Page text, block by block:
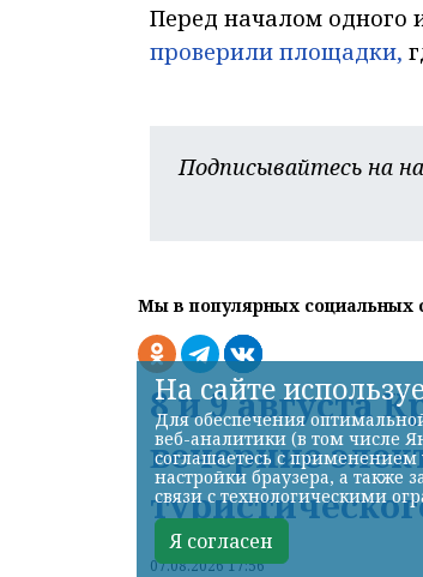
Перед началом одного
проверили площадки,
Подписывайтесь на
Мы в популярных социальных
8 и 9 августа
вечерние
07.08.2026 17:56
На сайте
Для обеспечения
веб-аналитики (в том числе
соглашаетесь с
настройки браузера, а также
связи с технологическими
Я согласен